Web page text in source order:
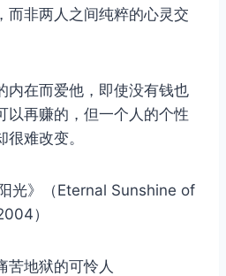
而非两人之间纯粹的心灵交
内在而爱他，即使没有钱也
以再赚的，但一个人的个性
难改变。
光》（Eternal Sunshine of
）
苦地狱的可怜人